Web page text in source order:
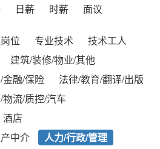
日薪 时薪 面议
位 专业技术
技术工人
建筑/装修/物业/其他
金融/保险
法律/教育/翻译/出版
物流/质控/汽车
酒店
中介
人力/行政/管理